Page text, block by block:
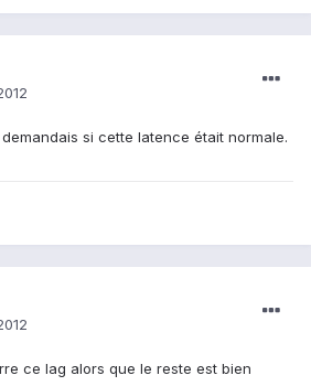
si cette latence était normale.
ce lag alors que le reste est bien